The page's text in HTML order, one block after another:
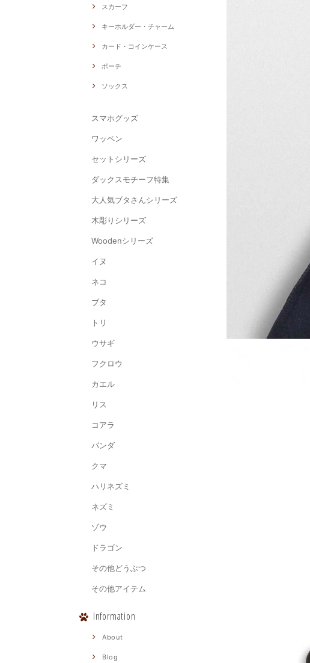
スカーフ
キーホルダー・チャーム
カード・コインケース
ポーチ
ソックス
スマホグッズ
ワッペン
セットシリーズ
ダックスモチーフ特集
大人気ブタさんシリーズ
木彫りシリーズ
Woodenシリーズ
イヌ
ネコ
ブタ
トリ
ウサギ
フクロウ
カエル
リス
コアラ
パンダ
クマ
ハリネズミ
ネズミ
ゾウ
ドラゴン
その他どうぶつ
その他アイテム
Information
About
Blog